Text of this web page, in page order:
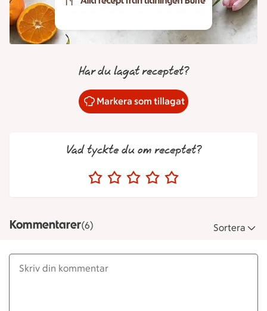
Har du lagat receptet?
Markera som tillagat
Vad tyckte du om receptet?
Kommentarer(6) Sortera